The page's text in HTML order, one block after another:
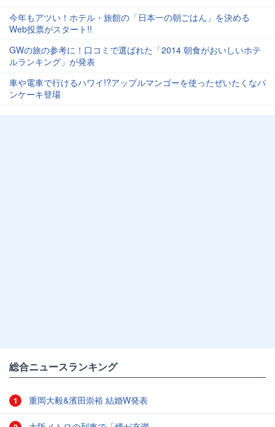
今年もアツい！ホテル・旅館の「日本一の朝ごはん」を決める
Web投票がスタート!!
GWの旅の参考に！口コミで選ばれた「2014 朝食がおいしいホテ
ルランキング」が発表
車や電車で行けるハワイ!?アップルマンゴーを使ったぜいたくなパ
ンケーキ登場
総合ニュースランキング
1 重岡大毅&濱田崇裕 結婚W発表